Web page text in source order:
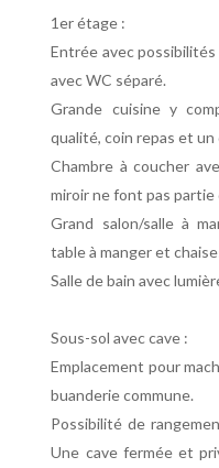
1er étage :
Entrée avec
avec WC séparé.
Grande cuisine y
qualité, coin repas et
Chambre à coucher
miroir ne font pas partie
Grand salon/salle à
table à manger et
Salle de bain avec
Sous-sol avec cave :
Emplacement pour
buanderie commune.
Possibilité de
Une cave fermée et